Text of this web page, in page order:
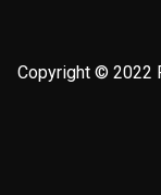
Copyright © 2022